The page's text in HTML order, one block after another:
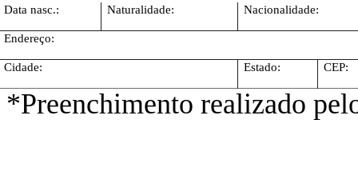
Data nasc.: Naturalidade: Nacionalidade:
Endereço:
Cidade: Estado: CEP:
*Preenchimento realizado